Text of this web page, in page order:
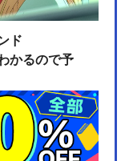
ド
かるので予